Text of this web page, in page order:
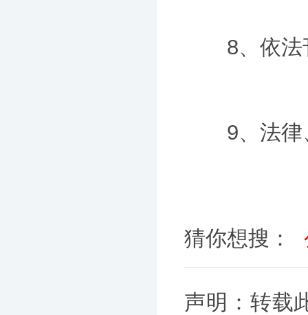
8、依法刊
9、法律、
猜你想搜：
声明：转载